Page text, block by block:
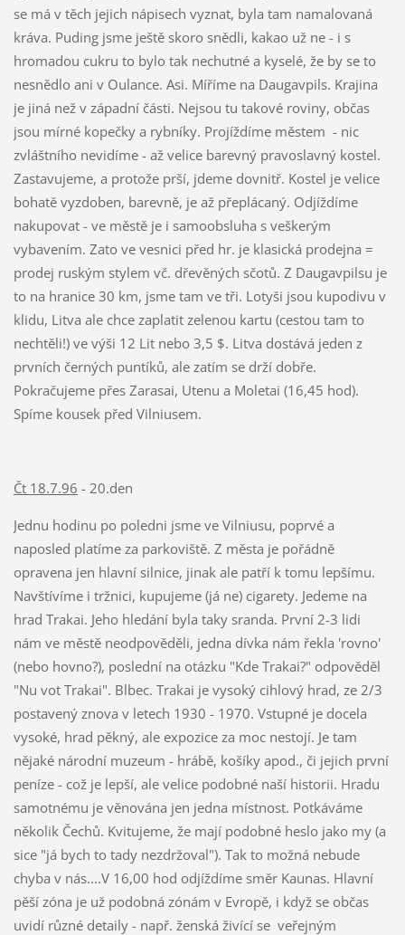
se má v těch jejich nápisech vyznat, byla tam namalovaná
kráva. Puding jsme ještě skoro snědli, kakao už ne - i s
hromadou cukru to bylo tak nechutné a kyselé, že by se to
nesnědlo ani v Oulance. Asi. Míříme na Daugavpils. Krajina
je jiná než v západní části. Nejsou tu takové roviny, občas
jsou mírné kopečky a rybníky. Projíždíme městem - nic
zvláštního nevidíme - až velice barevný pravoslavný kostel.
Zastavujeme, a protože prší, jdeme dovnitř. Kostel je velice
bohatě vyzdoben, barevně, je až přeplácaný. Odjíždíme
nakupovat - ve městě je i samoobsluha s veškerým
vybavením. Zato ve vesnici před hr. je klasická prodejna =
prodej ruským stylem vč. dřevěných sčotů. Z Daugavpilsu je
to na hranice 30 km, jsme tam ve tři. Lotyši jsou kupodivu v
klidu, Litva ale chce zaplatit zelenou kartu (cestou tam to
nechtěli!) ve výši 12 Lit nebo 3,5 $. Litva dostává jeden z
prvních černých puntíků, ale zatím se drží dobře.
Pokračujeme přes Zarasai, Utenu a Moletai (16,45 hod).
Spíme kousek před Vilniusem.
Čt 18.7.96 - 20.den
Jednu hodinu po poledni jsme ve Vilniusu, poprvé a
naposled platíme za parkoviště. Z města je pořádně
opravena jen hlavní silnice, jinak ale patří k tomu lepšímu.
Navštívíme i tržnici, kupujeme (já ne) cigarety. Jedeme na
hrad Trakai. Jeho hledání byla taky sranda. První 2-3 lidi
nám ve městě neodpověděli, jedna dívka nám řekla 'rovno'
(nebo hovno?), poslední na otázku "Kde Trakai?" odpověděl
"Nu vot Trakai". Blbec. Trakai je vysoký cihlový hrad, ze 2/3
postavený znova v letech 1930 - 1970. Vstupné je docela
vysoké, hrad pěkný, ale expozice za moc nestojí. Je tam
nějaké národní muzeum - hrábě, košíky apod., či jejich první
peníze - což je lepší, ale velice podobné naší historii. Hradu
samotnému je věnována jen jedna místnost. Potkáváme
několik Čechů. Kvitujeme, že mají podobné heslo jako my (a
sice "já bych to tady nezdržoval"). Tak to možná nebude
chyba v nás....V 16,00 hod odjíždíme směr Kaunas. Hlavní
pěší zóna je už podobná zónám v Evropě, i když se občas
uvidí různé detaily - např. ženská živící se veřejným